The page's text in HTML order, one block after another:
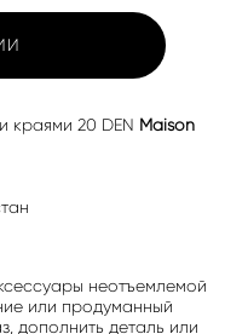
краями 20 DEN Maison
неотъемлемой
или продуманный
дополнить деталь или